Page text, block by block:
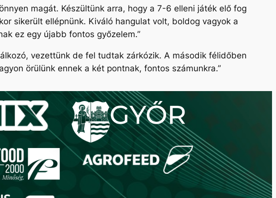
magát. Készültünk arra, hogy a 7-6 elleni játék elő fog
sikerült ellépnünk. Kiváló hangulat volt, boldog vagyok a
ez egy újabb fontos győzelem.”
vezettünk de fel tudtak zárkózik. A második félidőben
örülünk ennek a két pontnak, fontos számunkra.”